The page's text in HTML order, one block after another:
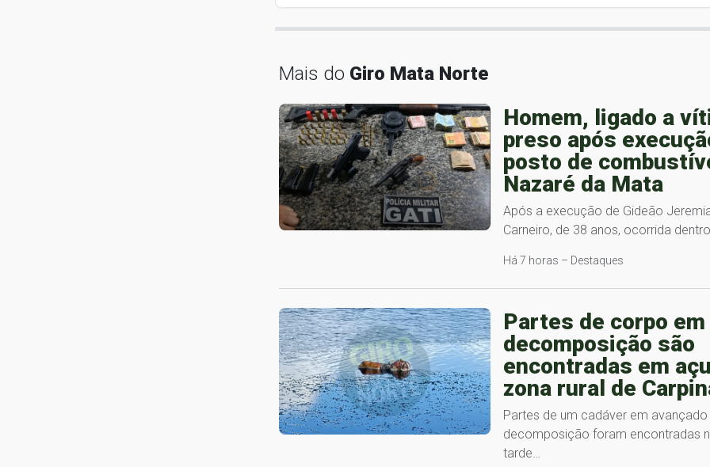
Mais do Giro Mata Norte
Homem, ligado a
preso após
posto de
Nazaré da Mata
Após a execução de Gideão
Carneiro, de 38 anos, ocorrida
Há 7 horas – Destaques
Partes de corpo em
decomposição são
encontradas em
zona rural de
Partes de um cadáver em
decomposição foram encontradas
tarde…